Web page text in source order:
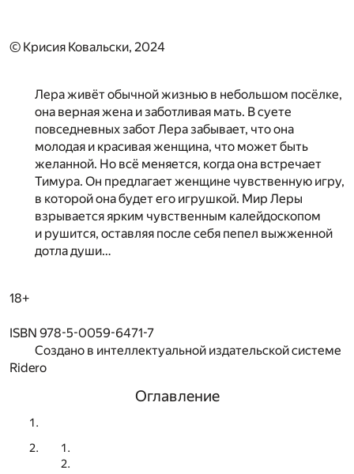
© Крисия Ковальски, 2024
Лера живёт обычной жизнью в небольшом посёлке,
она верная жена и заботливая мать. В суете
повседневных забот Лера забывает, что она
молодая и красивая женщина, что может быть
желанной. Но всё меняется, когда она встречает
Тимура. Он предлагает женщине чувственную игру,
в которой она будет его игрушкой. Мир Леры
взрывается ярким чувственным калейдоскопом
и рушится, оставляя после себя пепел выжженной
дотла души…
18+
ISBN 978-5-0059-6471-7
Создано в интеллектуальной издательской системе
Ridero
Оглавление